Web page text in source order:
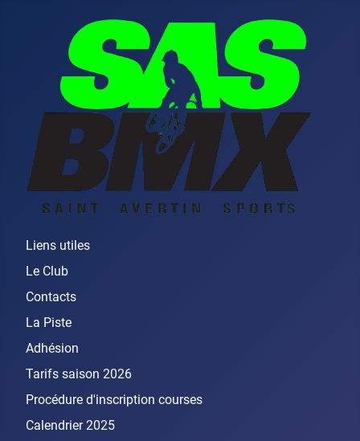
Liens utiles
Le Club
Contacts
La Piste
Adhésion
Tarifs saison 2026
Procédure d'inscription courses
Calendrier 2025